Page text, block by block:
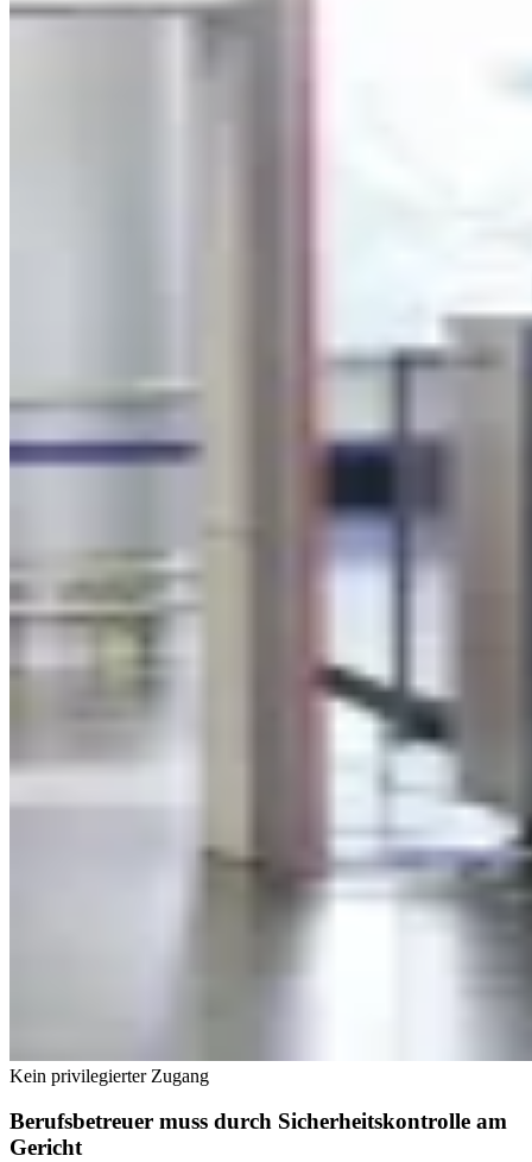
Kein privilegierter Zugang
Berufsbetreuer muss durch Sicherheitskontrolle am
Gericht